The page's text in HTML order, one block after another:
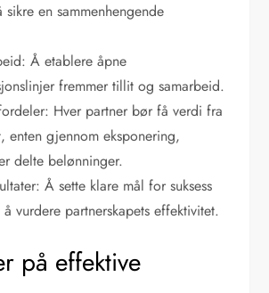
en sammenhengende
Å etablere åpne
fremmer tillit og samarbeid.
Hver partner bør få verdi fra
enten gjennom eksponering,
delte belønninger.
Å sette klare mål for suksess
vurdere partnerskapets effektivitet.
på effektive